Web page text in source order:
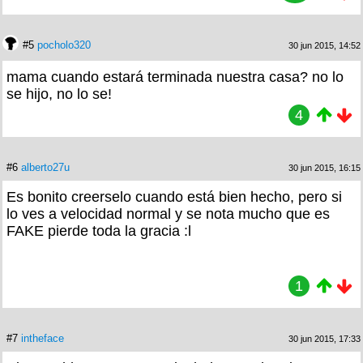
#5 pocholo320 30 jun 2015, 14:52
mama cuando estará terminada nuestra casa? no lo
se hijo, no lo se!
4
#6 alberto27u 30 jun 2015, 16:15
Es bonito creerselo cuando está bien hecho, pero si
lo ves a velocidad normal y se nota mucho que es
FAKE pierde toda la gracia :l
1
#7 intheface 30 jun 2015, 17:33